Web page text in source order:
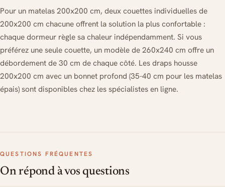
Pour un matelas 200x200 cm, deux couettes individuelles de
200x200 cm chacune offrent la solution la plus confortable :
chaque dormeur règle sa chaleur indépendamment. Si vous
préférez une seule couette, un modèle de 260x240 cm offre un
débordement de 30 cm de chaque côté. Les draps housse
200x200 cm avec un bonnet profond (35-40 cm pour les matelas
épais) sont disponibles chez les spécialistes en ligne.
QUESTIONS FRÉQUENTES
On répond à vos questions